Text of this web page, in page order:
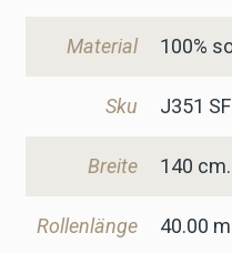
Material 100%
Sku J351 SF
Breite 140 cm.
Rollenlänge 40.00